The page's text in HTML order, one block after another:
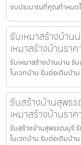
งบประมาณที่คุณกำหนดไ
รับเหมาสร้างบ้า
เหมาสร้างบ้านรา
รับเหมาสร้างบ้านน่าน รั
โนเวทบ้าน รับต่อเติมบ้า
รับสร้างบ้านสุพร
เหมาสร้างบ้านรา
รับสร้างบ้านสุพรรณบุรี รั
โนเวทบ้าน รับต่อเติมบ้า